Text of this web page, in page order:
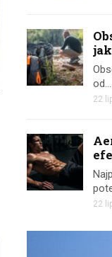
od…
22
22